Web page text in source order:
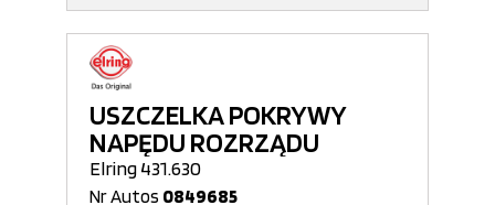
USZCZELKA POKRYWY
NAPĘDU ROZRZĄDU
Elring 431.630
Nr Autos 0849685